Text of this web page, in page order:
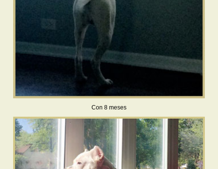
Con 8 meses